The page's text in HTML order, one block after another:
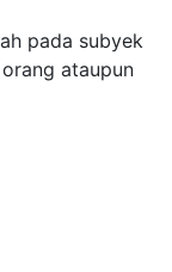
pada subyek
ataupun